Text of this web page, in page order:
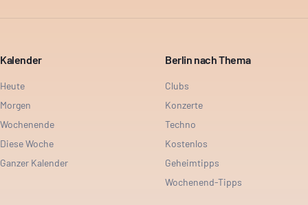
Kalender
Heute
Morgen
Wochenende
Diese Woche
Ganzer Kalender
Berlin nach Thema
Clubs
Konzerte
Techno
Kostenlos
Geheimtipps
Wochenend-Tipps